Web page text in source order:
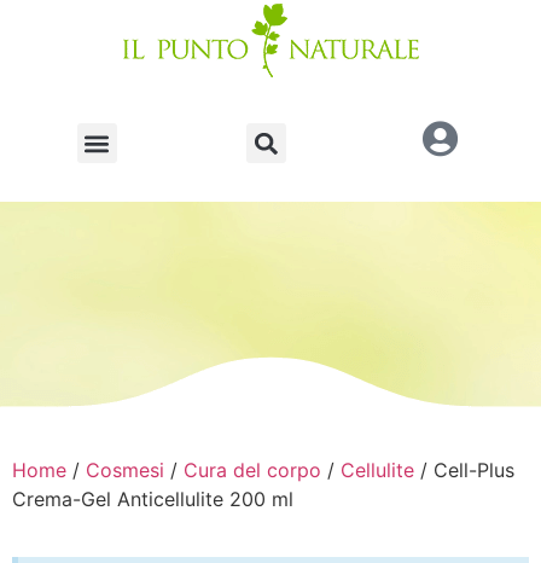
Home / Cosmesi / Cura del corpo / Cellulite / Cell-Plus
Crema-Gel Anticellulite 200 ml